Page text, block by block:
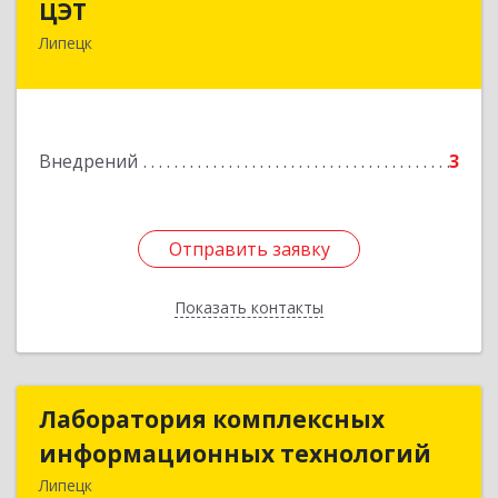
ЦЭТ
Липецк
Внедрений 3
Отправить заявку
Показать контакты
Отправить заявку
Назад
Лаборатория комплексных
информационных технологий
Липецк
Лаборатория комплексных
информационных технологий